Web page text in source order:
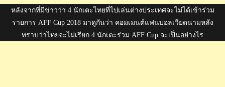
หลังจากที่มีข่าวว่า 4 นักเตะไทยที่ไปเล่นต่างประเทศจะไม่ได้เข้าร่วม
รายการ AFF Cup 2018 มาดูกันว่า คอมเมนต์แฟนบอลเวียดนามหลัง
ทราบว่าไทยจะไม่เรียก 4 นักเตะร่วม AFF Cup จะเป็นอย่างไร